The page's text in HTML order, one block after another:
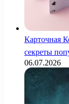
Карточная
секреты
06.07.2026